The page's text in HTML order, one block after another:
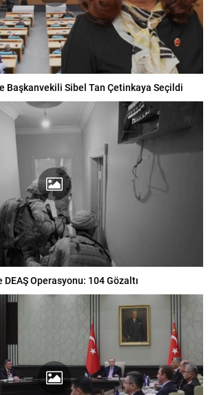
Başkanvekili Sibel Tan Çetinkaya Seçildi
DEAŞ Operasyonu: 104 Gözaltı